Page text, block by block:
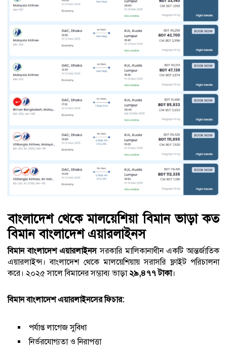
বাংলাদেশ থেকে মালয়েশিয়া বিমান ভাড়া কত
বিমান বাংলাদেশ এয়ারলাইনস
বিমান বাংলাদেশ এয়ারলাইনসসরকারি মালিকানাধীন একটি আন্তর্জাতিক
এয়ারলাইন্স। বাংলাদেশ থেকে মালয়েশিয়ায় সরাসরি ফ্লাইট পরিচালনা
করে। ২০২৫ সালে বিমানের সম্ভাব্য ভাড়া ২৯,৪৭৭ টাকা।
বিমান বাংলাদেশ এয়ারলাইনসের ফিচার:
পর্যাপ্ত লাগেজ সুবিধা
নির্ভরযোগ্যতা ও নিরাপত্তা